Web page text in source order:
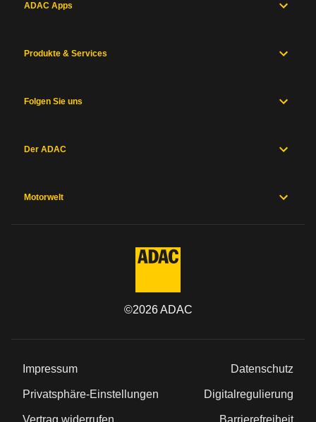
ADAC Apps
Produkte & Services
Folgen Sie uns
Der ADAC
Motorwelt
©2026ADAC
Impressum Datenschutz
Privatsphäre-Einstellungen Digitalregulierung
Vertrag widerrufen Barrierefreiheit